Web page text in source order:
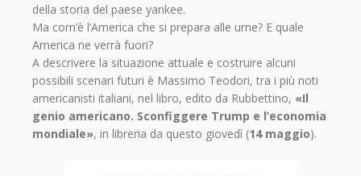
della storia del paese yankee.
Ma com’è l’America che si prepara alle urne? E quale
America ne verrà fuori?
A descrivere la situazione attuale e costruire alcuni
possibili scenari futuri è Massimo Teodori, tra i più noti
americanisti italiani, nel libro, edito da Rubbettino, «Il
genio americano. Sconfiggere Trump e l’economia
mondiale», in libreria da questo giovedì (14 maggio).